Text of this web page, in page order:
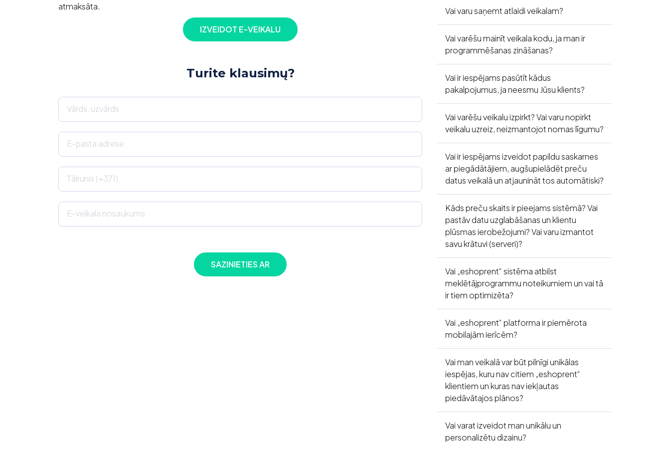
atmaksāta.
IZVEIDOT E-VEIKALU
Turite klausimų?
Vārds, uzvārds
E-pasta adrese
Tālrunis (+371)
E-veikala nosaukums
Vai varu saņemt atlaidi veikalam?
Vai varēšu mainīt veikala kodu, ja man ir
programmēšanas zināšanas?
Vai ir iespējams pasūtīt kādus
pakalpojumus, ja neesmu Jūsu klients?
Vai varēšu veikalu izpirkt? Vai varu nopirkt
veikalu uzreiz, neizmantojot nomas līgumu?
Vai ir iespējams izveidot papildu saskarnes
ar piegādātājiem, augšupielādēt preču
datus veikalā un atjaunināt tos automātiski?
Kāds preču skaits ir pieejams sistēmā? Vai
pastāv datu uzglabāšanas un klientu
plūsmas ierobežojumi? Vai varu izmantot
savu krātuvi (serveri)?
Vai „eshoprent“ sistēma atbilst
meklētājprogrammu noteikumiem un vai tā
ir tiem optimizēta?
Vai „eshoprent“ platforma ir piemērota
mobilajām ierīcēm?
Vai man veikalā var būt pilnīgi unikālas
iespējas, kuru nav citiem „eshoprent“
klientiem un kuras nav iekļautas
piedāvātajos plānos?
Vai varat izveidot man unikālu un
personalizētu dizainu?